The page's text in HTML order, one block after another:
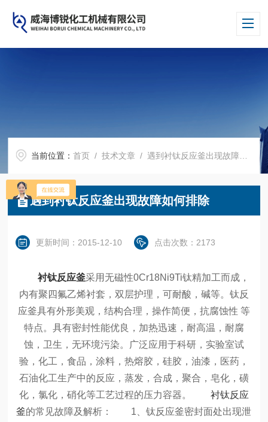
当前位置：首页 /技术文章 / 遇到衬钛反应釜出现故障如何排除
遇到衬钛反应釜出现故障如何排除
更新时间：2015-12-10 点击次数：2173
衬钛反应釜采用无磁性0Cr18Ni9Ti钛精加工而成，
内有聚四氟乙烯衬套，双层护理，可耐酸，碱等。钛反
应釜具有外形美观，结构合理，操作简便，抗腐蚀性 等
特点。具有密封性能优良，加热迅速，耐高温，耐腐
蚀，卫生，无环境污染。广泛应用于科研，实验室试
验，化工，食品，涂料，热熔胶，硅胶，油漆，医药，
石油化工生产中的反应，蒸发，合成，聚合，皂化，磺
化，氯化，硝化等工艺过程的压力容器。
衬钛反应
釜的常见故障及解析：
1、钛反应釜密封面处出现泄